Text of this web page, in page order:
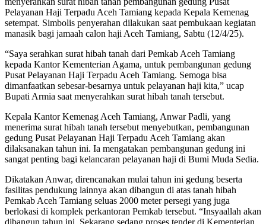
Pelayanan Haji Terpadu Aceh Tamiang kepada Kepala Kemenag
setempat. Simbolis penyerahan dilakukan saat pembukaan kegiatan
manasik bagi jamaah calon haji Aceh Tamiang, Sabtu (12/4/25).
“Saya serahkan surat hibah tanah dari Pemkab Aceh Tamiang
kepada Kantor Kementerian Agama, untuk pembangunan gedung
Pusat Pelayanan Haji Terpadu Aceh Tamiang. Semoga bisa
dimanfaatkan sebesar-besarnya untuk pelayanan haji kita,” ucap
Bupati Armia saat menyerahkan surat hibah tanah tersebut.
Kepala Kantor Kemenag Aceh Tamiang, Anwar Padli, yang
menerima surat hibah tanah tersebut menyebutkan, pembangunan
gedung Pusat Pelayanan Haji Terpadu Aceh Tamiang akan
dilaksanakan tahun ini. Ia mengatakan pembangunan gedung ini
sangat penting bagi kelancaran pelayanan haji di Bumi Muda Sedia.
Dikatakan Anwar, direncanakan mulai tahun ini gedung beserta
fasilitas pendukung lainnya akan dibangun di atas tanah hibah
Pemkab Aceh Tamiang seluas 2000 meter persegi yang juga
berlokasi di komplek perkantoran Pemkab tersebut. “Insyaallah akan